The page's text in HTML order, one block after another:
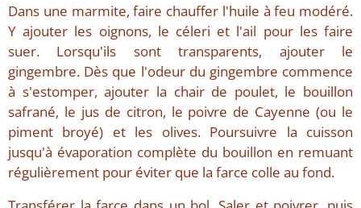
Dans une marmite, faire chauffer l'huile à feu modéré.
Y ajouter les oignons, le céleri et l'ail pour les faire
suer. Lorsqu'ils sont transparents, ajouter le
gingembre. Dès que l'odeur du gingembre commence
à s'estomper, ajouter la chair de poulet, le bouillon
safrané, le jus de citron, le poivre de Cayenne (ou le
piment broyé) et les olives. Poursuivre la cuisson
jusqu'à évaporation complète du bouillon en remuant
régulièrement pour éviter que la farce colle au fond.